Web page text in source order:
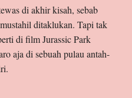
di akhir kisah, sebab
ditaklukan. Tapi tak
di film Jurassic Park
aja di sebuah pulau antah-